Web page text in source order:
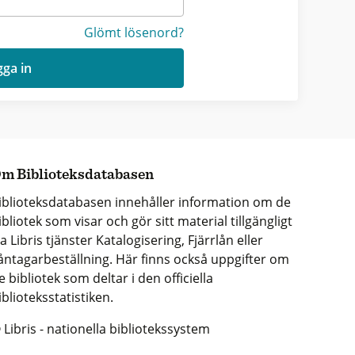
Glömt lösenord?
in
Biblioteksdatabasen
innehåller information om de
som visar och gör sitt material tillgängligt
Libris tjänster Katalogisering, Fjärrlån eller
Här finns också uppgifter om
bibliotek som deltar i den officiella
- nationella bibliotekssystem